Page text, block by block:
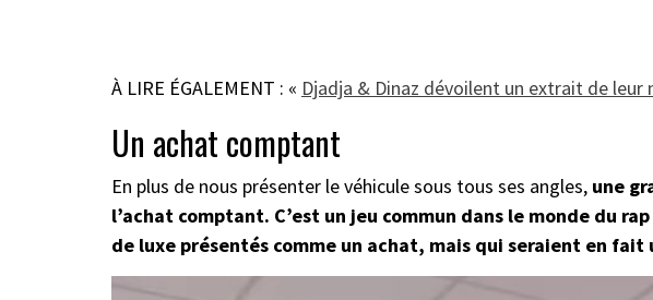
À LIRE ÉGALEMENT : « Djadja & Dinaz dévoilent un extrait de leur
Un achat comptant
En plus de nous présenter le véhicule sous tous ses angles, une
l’achat comptant. C’est un jeu commun dans le monde du
de luxe présentés comme un achat, mais qui seraient en fait